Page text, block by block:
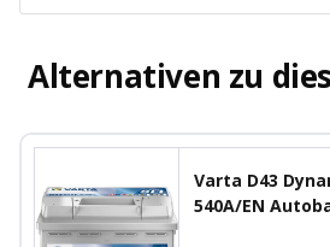
Alternativen zu
Varta D43
540A/EN